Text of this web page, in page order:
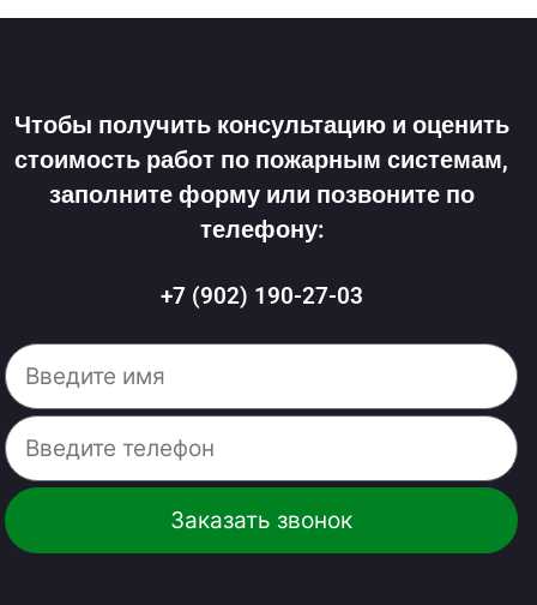
Чтобы получить консультацию и оценить
стоимость работ по пожарным системам,
заполните форму или позвоните по
телефону:
+7 (902) 190-27-03